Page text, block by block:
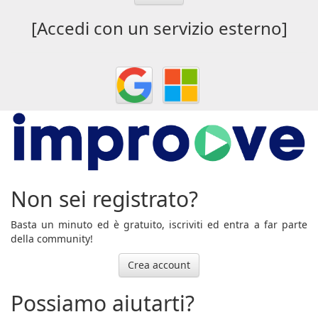
[Accedi con un servizio esterno]
Non sei registrato?
Basta un minuto ed è gratuito, iscriviti ed entra a far parte
della community!
Crea account
Possiamo aiutarti?